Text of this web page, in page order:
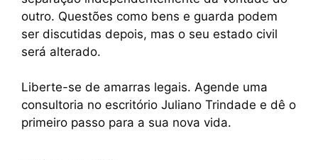
outro. Questões como bens e guarda podem
ser discutidas depois, mas o seu estado civil
será alterado.
Liberte-se de amarras legais. Agende uma
consultoria no escritório Juliano Trindade e dê o
primeiro passo para a sua nova vida.